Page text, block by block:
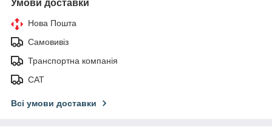
Умови доставки
Нова Пошта
Самовивіз
Транспортна компанія
САТ
Всі умови доставки